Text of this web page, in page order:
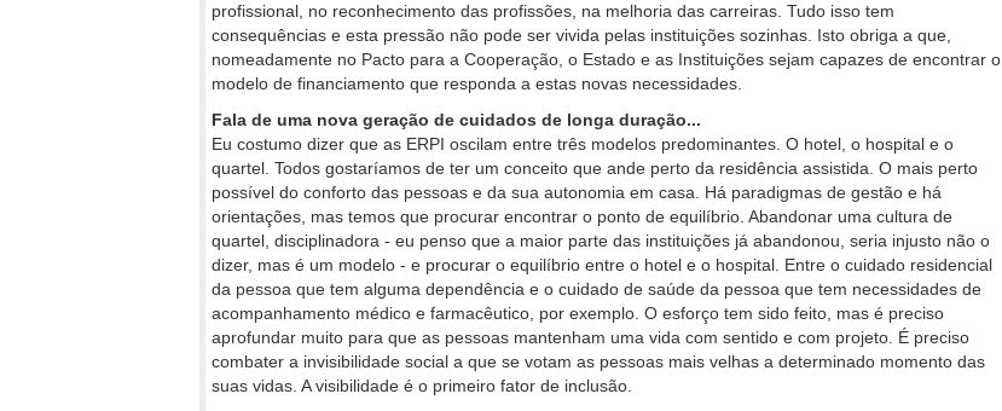
profissional, no reconhecimento das profissões, na melhoria das carreiras. Tudo isso tem
consequências e esta pressão não pode ser vivida pelas instituições sozinhas. Isto obriga a que,
nomeadamente no Pacto para a Cooperação, o Estado e as Instituições sejam capazes de encontrar o
modelo de financiamento que responda a estas novas necessidades.
Fala de uma nova geração de cuidados de longa duração...
Eu costumo dizer que as ERPI oscilam entre três modelos predominantes. O hotel, o hospital e o
quartel. Todos gostaríamos de ter um conceito que ande perto da residência assistida. O mais perto
possível do conforto das pessoas e da sua autonomia em casa. Há paradigmas de gestão e há
orientações, mas temos que procurar encontrar o ponto de equilíbrio. Abandonar uma cultura de
quartel, disciplinadora - eu penso que a maior parte das instituições já abandonou, seria injusto não o
dizer, mas é um modelo - e procurar o equilíbrio entre o hotel e o hospital. Entre o cuidado residencial
da pessoa que tem alguma dependência e o cuidado de saúde da pessoa que tem necessidades de
acompanhamento médico e farmacêutico, por exemplo. O esforço tem sido feito, mas é preciso
aprofundar muito para que as pessoas mantenham uma vida com sentido e com projeto. É preciso
combater a invisibilidade social a que se votam as pessoas mais velhas a determinado momento das
suas vidas. A visibilidade é o primeiro fator de inclusão.